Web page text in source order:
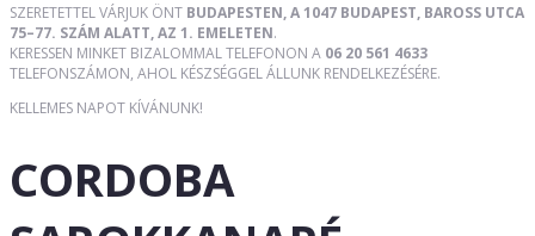
SZERETETTEL VÁRJUK ÖNT BUDAPESTEN, A 1047 BUDAPEST, BAROSS UTCA
75–77. SZÁM ALATT, AZ 1. EMELETEN.
KERESSEN MINKET BIZALOMMAL TELEFONON A 06 20 561 4633
TELEFONSZÁMON, AHOL KÉSZSÉGGEL ÁLLUNK RENDELKEZÉSÉRE.
KELLEMES NAPOT KÍVÁNUNK!
CORDOBA